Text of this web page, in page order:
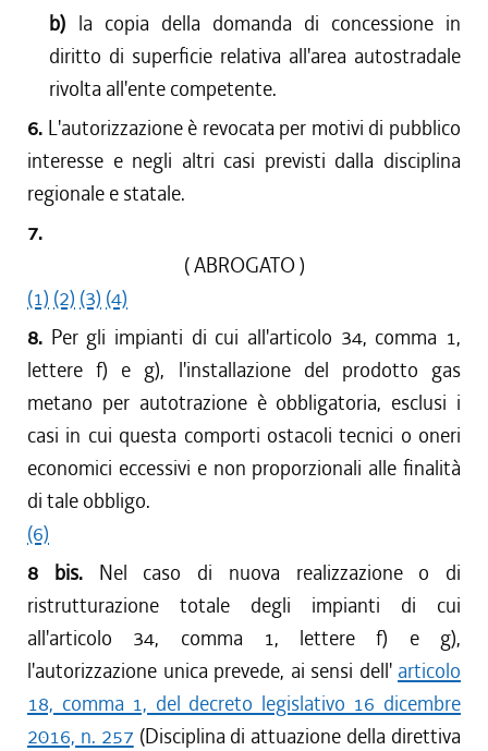
b) la copia della domanda di concessione in
diritto di superficie relativa all'area autostradale
rivolta all'ente competente.
6. L'autorizzazione è revocata per motivi di pubblico
interesse e negli altri casi previsti dalla disciplina
regionale e statale.
7.
( ABROGATO )
(1) (2) (3) (4)
8. Per gli impianti di cui all'articolo 34, comma 1,
lettere f) e g), l'installazione del prodotto gas
metano per autotrazione è obbligatoria, esclusi i
casi in cui questa comporti ostacoli tecnici o oneri
economici eccessivi e non proporzionali alle finalità
di tale obbligo.
(6)
8 bis. Nel caso di nuova realizzazione o di
ristrutturazione totale degli impianti di cui
all'articolo 34, comma 1, lettere f) e g),
l'autorizzazione unica prevede, ai sensi dell' articolo
18, comma 1, del decreto legislativo 16 dicembre
2016, n. 257 (Disciplina di attuazione della direttiva